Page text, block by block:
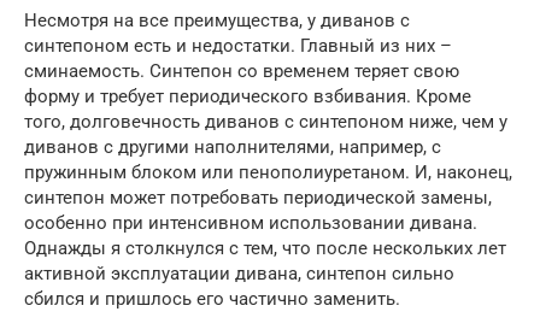
Несмотря на все преимущества, у диванов с
синтепоном есть и недостатки. Главный из них –
сминаемость. Синтепон со временем теряет свою
форму и требует периодического взбивания. Кроме
того, долговечность диванов с синтепоном ниже, чем у
диванов с другими наполнителями, например, с
пружинным блоком или пенополиуретаном. И, наконец,
синтепон может потребовать периодической замены,
особенно при интенсивном использовании дивана.
Однажды я столкнулся с тем, что после нескольких лет
активной эксплуатации дивана, синтепон сильно
сбился и пришлось его частично заменить.